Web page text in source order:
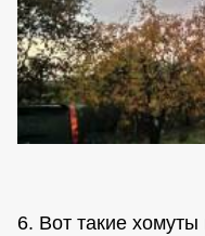
6. Вот такие